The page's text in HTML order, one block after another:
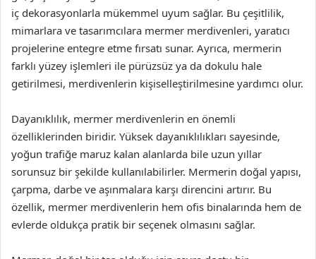
iç dekorasyonlarla mükemmel uyum sağlar. Bu çeşitlilik,
mimarlara ve tasarımcılara mermer merdivenleri, yaratıcı
projelerine entegre etme fırsatı sunar. Ayrıca, mermerin
farklı yüzey işlemleri ile pürüzsüz ya da dokulu hale
getirilmesi, merdivenlerin kişiselleştirilmesine yardımcı olur.
Dayanıklılık, mermer merdivenlerin en önemli
özelliklerinden biridir. Yüksek dayanıklılıkları sayesinde,
yoğun trafiğe maruz kalan alanlarda bile uzun yıllar
sorunsuz bir şekilde kullanılabilirler. Mermerin doğal yapısı,
çarpma, darbe ve aşınmalara karşı direncini artırır. Bu
özellik, mermer merdivenlerin hem ofis binalarında hem de
evlerde oldukça pratik bir seçenek olmasını sağlar.